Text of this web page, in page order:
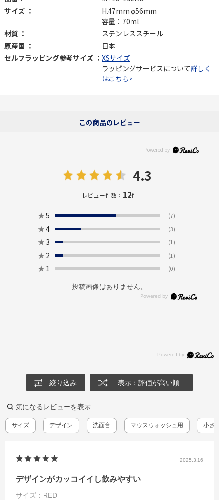
サイズ ：
H.47mm φ56mm
容量：70ml
材質 ：
ステンレススチール
原産国 ：
日本
セルフラッピング参考サイズ ： XSサイズ
ラッピングサービスについて詳しく
はこちら>
この商品のレビュー
4.3
レビュー件数： 12件
★ 5 (7)
★ 4 (3)
★ 3 (1)
★ 2 (1)
★ 1 (0)
投稿画像はありません。
絞り込み 表示：評価が高い順
気になるレビューを表示
サイズ デザイン 洗面台 マウスウォッシュ用 小さ
2025.3.16
デザインがカッコイイし飲みやすい
サイズ：RED